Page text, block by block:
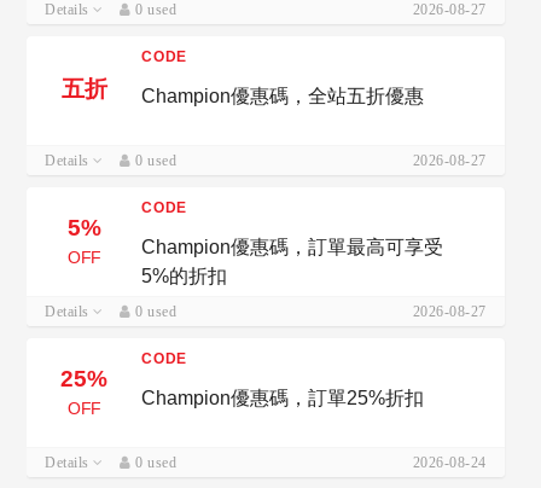
Details 0 used 2026-08-27
五折
CODE
Champion優惠碼，全站五折優惠
Details 0 used 2026-08-27
5%
OFF
CODE
Champion優惠碼，訂單最高可享受
5%的折扣
Details 0 used 2026-08-27
25%
OFF
CODE
Champion優惠碼，訂單25%折扣
Details 0 used 2026-08-24